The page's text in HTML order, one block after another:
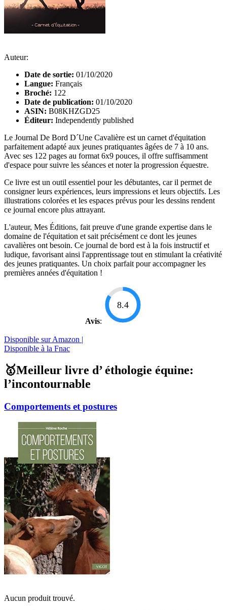
Auteur:
Date de sortie: 01/10/2020
Langue: Français
Broché: 122
Date de publication: 01/10/2020
ASIN: B08KHZGD25
Éditeur: Independently published
Le Journal De Bord D´Une Cavalière est un carnet d'équitation
parfaitement adapté aux jeunes pratiquantes âgées de 7 à 10 ans.
Avec ses 122 pages au format 6x9 pouces, il offre suffisamment
d'espace pour suivre les séances et noter la progression équestre.
Ce livre est un outil essentiel pour les débutantes, car il permet de
consigner leurs expériences, leurs impressions et leurs objectifs. Les
illustrations colorées et les espaces prévus pour les dessins rendent
ce journal encore plus attrayant.
L'auteur, Mes Éditions, fait preuve d'une grande expertise dans le
domaine de l'équitation et sait précisément ce dont les jeunes
cavalières ont besoin. Ce journal de bord est à la fois instructif et
ludique, favorisant ainsi l'apprentissage tout en stimulant la créativité
des jeunes pratiquantes. Un choix parfait pour accompagner les
premières années d'équitation !
Avis:
8.4
Disponible sur Amazon |
Disponible à la Fnac
🥇Meilleur livre d’ éthologie équine:
l’incontournable
Comportements et postures
Aucun produit trouvé.